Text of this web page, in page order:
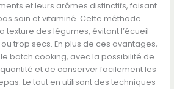
et leurs arômes distinctifs, faisant
sain et vitaminé. Cette méthode
des légumes, évitant l’écueil
trop secs. En plus de ces avantages,
batch cooking, avec la possibilité de
et de conserver facilement les
Le tout en utilisant des techniques